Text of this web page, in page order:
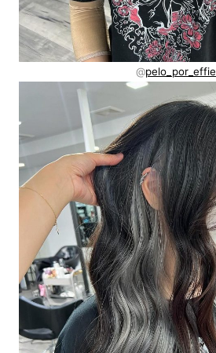
@pelo_por_effie